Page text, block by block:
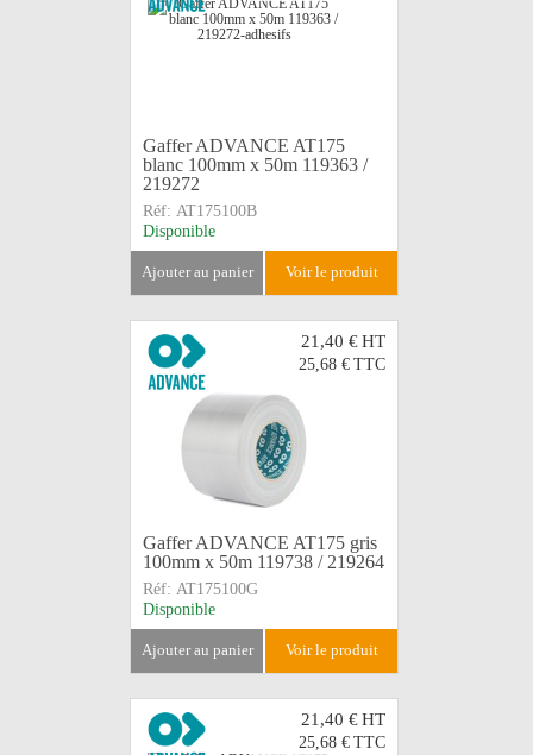
Gaffer ADVANCE AT175
blanc 100mm x 50m 119363 /
219272
Réf: AT175100B
Disponible
ajouter au panier voir le produit
21,40 €HT
25,68 € TTC
Gaffer ADVANCE AT175 gris
100mm x 50m 119738 / 219264
Réf: AT175100G
Disponible
ajouter au panier voir le produit
21,40 €HT
25,68 € TTC